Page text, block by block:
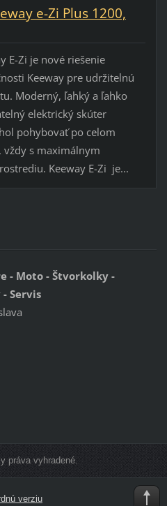
e-Zi Plus 1200,
E-Zi je nové riešenie
Keeway pre udržitelnú
Moderný, ľahký a ľahko
elektrický skúter
pohybovať po celom
vždy s maximálnym
Keeway E-Zi je...
- Moto - Štvorkolky -
Servis
práva vyhradené.
verziu